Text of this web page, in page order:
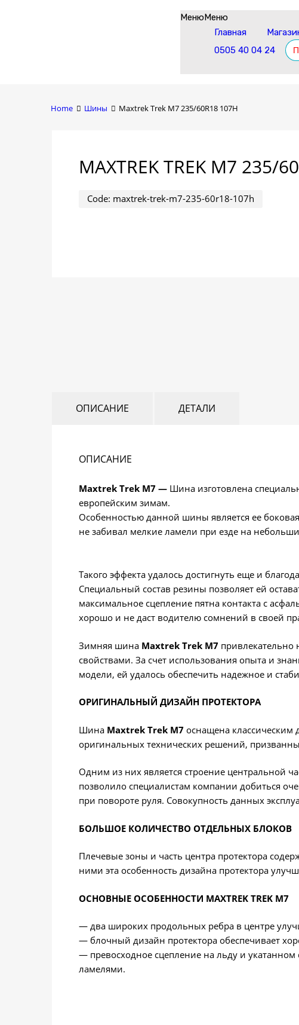
Skip
МенюМеню
Главная
0505 40 04 24
for:
Home Шины Maxtrek Trek M7 235/60R18 107H
MAXTREK TREK M7 235/
Code: maxtrek-trek-m7-235-60r18-107h
ОПИСАНИЕ ДЕТАЛИ
ОПИСАНИЕ
Maxtrek Trek M7 — Шина изготовлена
европейским зимам.
Особенностью данной шины является ее
не забивал мелкие ламели при езде на
Такого эффекта удалось достигнуть еще и
Специальный состав резины позволяет ей
максимальное сцепление пятна контакта с
хорошо и не даст водителю сомнений в своей
Зимняя шина Maxtrek Trek M7 привлекательно
свойствами. За счет использования опыта и
модели, ей удалось обеспечить надежное и
ОРИГИНАЛЬНЫЙ ДИЗАЙН ПРОТЕКТОРА
Шина Maxtrek Trek M7 оснащена классическим
оригинальных технических решений,
Одним из них является строение центральной
позволило специалистам компании добиться
при повороте руля. Совокупность данных
БОЛЬШОЕ КОЛИЧЕСТВО ОТДЕЛЬНЫХ БЛОКОВ
Плечевые зоны и часть центра протектора
ними эта особенность дизайна протектора
ОСНОВНЫЕ ОСОБЕННОСТИ MAXTREK TREK M7
— два широких продольных ребра в центре
— блочный дизайн протектора обеспечивает
— превосходное сцепление на льду и
ламелями.